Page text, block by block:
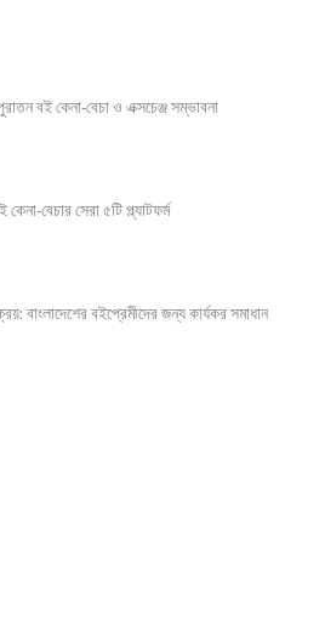
পুরাতন বই কেনা-বেচা ও এক্সচেঞ্জ সম্ভাবনা
বেচার সেরা ৫টি প্ল্যাটফর্ম
বাংলাদেশের বইপ্রেমীদের জন্য কার্যকর সমাধান